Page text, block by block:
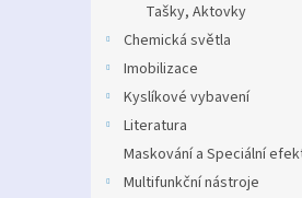
Tašky, Aktovky
Chemická světla
Imobilizace
Kyslíkové vybavení
Literatura
Maskování a Speciální
Multifunkční nástroje